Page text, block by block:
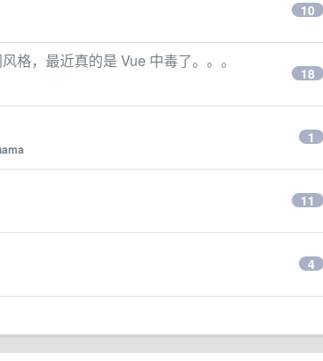
10
格，最近真的是 Vue 中毒了。。。
18
1
11
4